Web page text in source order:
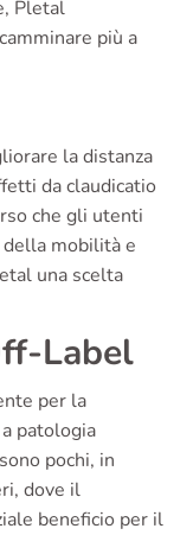
Pletal
più a
la distanza
da claudicatio
che gli utenti
mobilità e
una scelta
Label
per la
patologia
pochi, in
dove il
beneficio per il